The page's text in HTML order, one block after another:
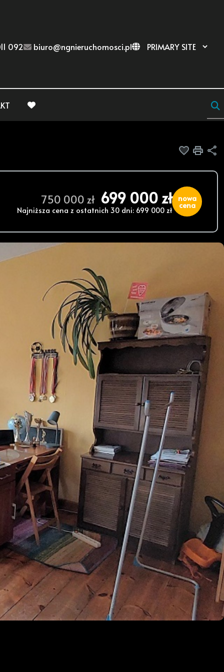
092 biuro@ngnieruchomosci.pl
favorite
Dodaj
750 000 zł 699 000 zł
Najniższa cena z ostatnich 30 dni: 699 000 zł
nowa
cena